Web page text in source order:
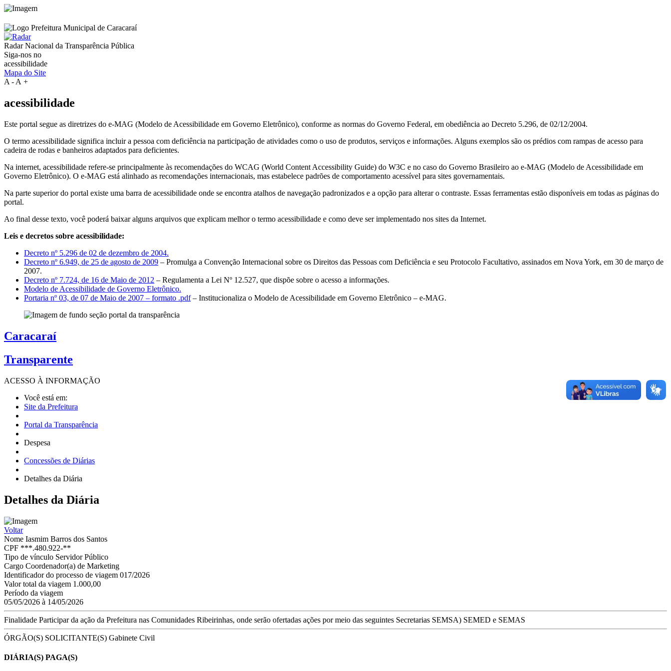
Radar Nacional da Transparência Pública
Siga-nos no
acessibilidade
Mapa do Site
A-A +
acessibilidade
Este portal segue as diretrizes do e-MAG (Modelo de Acessibilidade em Governo Eletrônico), conforme as normas do Governo Federal, em obediência ao Decreto 5.296, de 02/12/2004.
O termo acessibilidade significa incluir a pessoa com deficiência na participação de atividades como o uso de produtos, serviços e informações. Alguns exemplos são os prédios com rampas de acesso para
cadeira de rodas e banheiros adaptados para deficientes.
Na internet, acessibilidade refere-se principalmente às recomendações do WCAG (World Content Accessibility Guide) do W3C e no caso do Governo Brasileiro ao e-MAG (Modelo de Acessibilidade em
Governo Eletrônico). O e-MAG está alinhado as recomendações internacionais, mas estabelece padrões de comportamento acessível para sites governamentais.
Na parte superior do portal existe uma barra de acessibilidade onde se encontra atalhos de navegação padronizados e a opção para alterar o contraste. Essas ferramentas estão disponíveis em todas as páginas do
portal.
Ao final desse texto, você poderá baixar alguns arquivos que explicam melhor o termo acessibilidade e como deve ser implementado nos sites da Internet.
Leis e decretos sobre acessibilidade:
Decreto nº 5.296 de 02 de dezembro de 2004.
Decreto nº 6.949, de 25 de agosto de 2009 – Promulga a Convenção Internacional sobre os Direitos das Pessoas com Deficiência e seu Protocolo Facultativo, assinados em Nova York, em 30 de março de
2007.
Decreto nº 7.724, de 16 de Maio de 2012 – Regulamenta a Lei Nº 12.527, que dispõe sobre o acesso a informações.
Modelo de Acessibilidade de Governo Eletrônico.
Portaria nº 03, de 07 de Maio de 2007 – formato .pdf– Institucionaliza o Modelo de Acessibilidade em Governo Eletrônico – e-MAG.
Caracaraí
Transparente
ACESSO À INFORMAÇÃO
Você está em:
Site da Prefeitura
Portal da Transparência
Despesa
Concessões de Diárias
Detalhes da Diária
Detalhes da Diária
Voltar
Nome Iasmim Barros dos Santos
CPF ***.480.922-**
Tipo de vínculo Servidor Público
Cargo Coordenador(a) de Marketing
Identificador do processo de viagem 017/2026
Valor total da viagem 1.000,00
Período da viagem
05/05/2026 à 14/05/2026
Finalidade Participar da ação da Prefeitura nas Comunidades Ribeirinhas, onde serão ofertadas ações por meio das seguintes Secretarias SEMSA) SEMED e SEMAS
ÓRGÃO(S) SOLICITANTE(S) Gabinete Civil
DIÁRIA(S) PAGA(S)